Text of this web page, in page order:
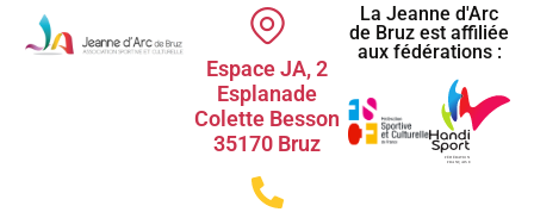
Espace JA, 2
Esplanade
Colette Besson
35170 Bruz
La Jeanne d'Arc
de Bruz est affiliée
aux fédérations :